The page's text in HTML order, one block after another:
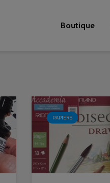
Boutique
PAPIERS